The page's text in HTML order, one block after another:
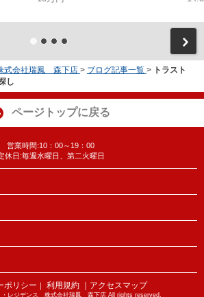
式会社瑞鳳 森下店 > ブログ記事一覧 >
トラスト
し
ページトップに戻る
営業時間:10：00～19：00
休日:毎週水曜日、第二火曜日
ポリシー ｜ 利用規約 ｜アクセスマップ
・レジデンス 株式会社瑞鳳 森下店 All rights reserved.